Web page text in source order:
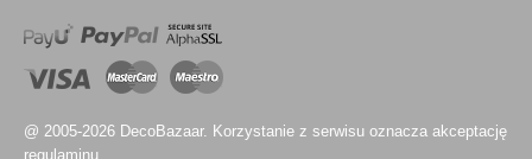
@ 2005-2026 DecoBazaar. Korzystanie z serwisu oznacza akceptację
regulaminu.